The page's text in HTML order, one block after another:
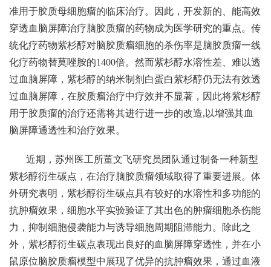
准用于胶质母细胞瘤的临床治疗。因此，开发新的、能高效
穿透血脑屏障治疗脑胶质瘤的药物成为医学研究的重点。传
统化疗药物紫杉醇对脑胶质瘤细胞的杀伤率是脑胶质瘤一线
化疗药物替莫唑胺的1400倍。然而紫杉醇水溶性差、难以透
过血脑屏障，紫杉醇的纳米制剂白蛋白紫杉醇仍无法有效透
过血脑屏障，在胶质瘤治疗中疗效并不显著，因此将紫杉醇
用于胶质瘤的治疗还需将其进行进一步的改造,以增强其血
脑屏障通透性和治疗效果。
近期，苏州医工所董文飞研究员团队通过制备一种新型
紫杉醇衍生碳点，在治疗脑胶质瘤领域取得了重要进展。体
外研究表明，紫杉醇衍生碳点具有较好的水溶性和多功能的
抗肿瘤效果，细胞水平实验验证了其出色的肿瘤细胞杀伤能
力，抑制细胞侵袭能力与诱导细胞周期阻滞能力。除此之
外，紫杉醇衍生碳点表现出良好的血脑屏障穿透性，并在小
鼠原位脑胶质瘤模型中展现了优异的抗肿瘤效果，通过血液